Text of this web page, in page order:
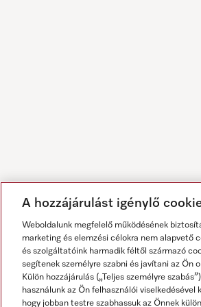
A válaszokat mesterséges intelligencia generálja.
A hozzájárulást igénylő
Weboldalunk megfelelő működésének
marketing és elemzési célokra nem alapvető
és szolgáltatóink harmadik féltől származó
segítenek személyre szabni és javítani az Ön
Külön hozzájárulás („Teljes személyre
használunk az Ön felhasználói
hogy jobban testre szabhassuk az Önnek